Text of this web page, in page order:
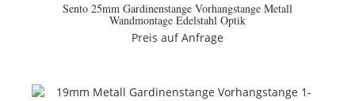
Sento 25mm Gardinenstange Vorhangstange Metall
Wandmontage Edelstahl Optik
Preis auf Anfrage